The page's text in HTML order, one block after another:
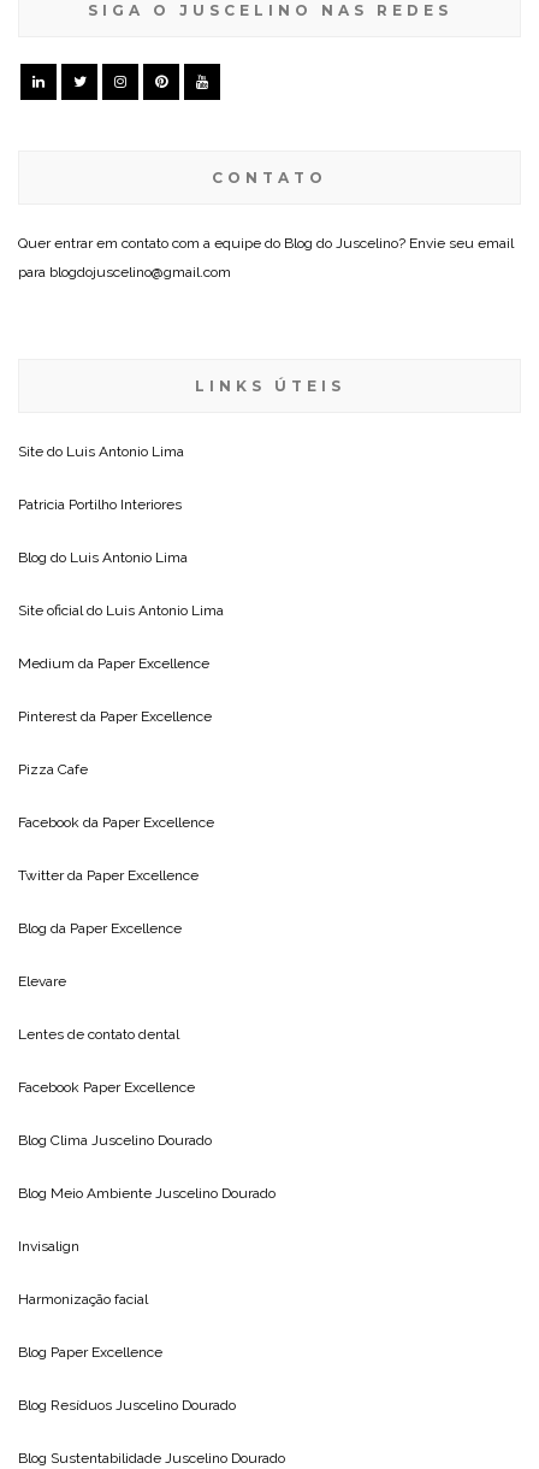
SIGA O JUSCELINO NAS REDES
CONTATO
Quer entrar em contato com a equipe do Blog do Juscelino? Envie seu email
para blogdojuscelino@gmail.com
LINKS ÚTEIS
Site do Luis Antonio Lima
Patricia Portilho Interiores
Blog do Luis Antonio Lima
Site oficial do Luis Antonio Lima
Medium da Paper Excellence
Pinterest da Paper Excellence
Pizza Cafe
Facebook da Paper Excellence
Twitter da Paper Excellence
Blog da Paper Excellence
Elevare
Lentes de contato dental
Facebook Paper Excellence
Blog Clima Juscelino Dourado
Blog Meio Ambiente Juscelino Dourado
Invisalign
Harmonização facial
Blog Paper Excellence
Blog Resíduos Juscelino Dourado
Blog Sustentabilidade Juscelino Dourado